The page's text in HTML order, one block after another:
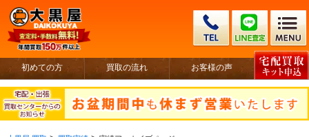
初めての方 買取の流れ お客様の声